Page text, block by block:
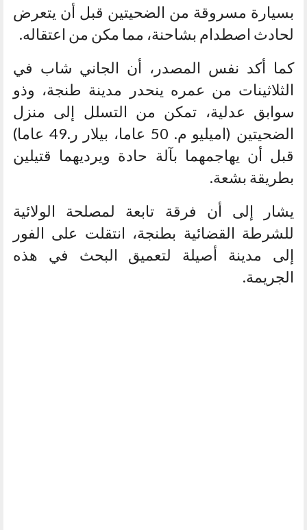
بسيارة مسروقة من الضحيتين قبل أن يتعرض
لحادث اصطدام بشاحنة، مما مكن من اعتقاله.
كما أكد نفس المصدر، أن الجاني شاب في
الثلاثينات من عمره ينحدر مدينة طنجة، وذو
سوابق عدلية، تمكن من التسلل إلى منزل
الضحيتين (اميليو م. 50 عاما، بيلار ر.49 عاما)
قبل أن يهاجمهما بآلة حادة ويرديهما قتيلين
بطريقة بشعة.
يشار إلى أن فرقة تابعة لمصلحة الولائية
للشرطة القضائية بطنجة، انتقلت على الفور
إلى مدينة أصيلة لتعميق البحث في هذه
الجريمة.